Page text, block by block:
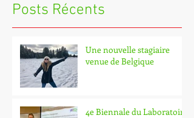
Posts Récents
Une nouvelle stagiaire
venue de Belgique
4e Biennale du Laboratoire